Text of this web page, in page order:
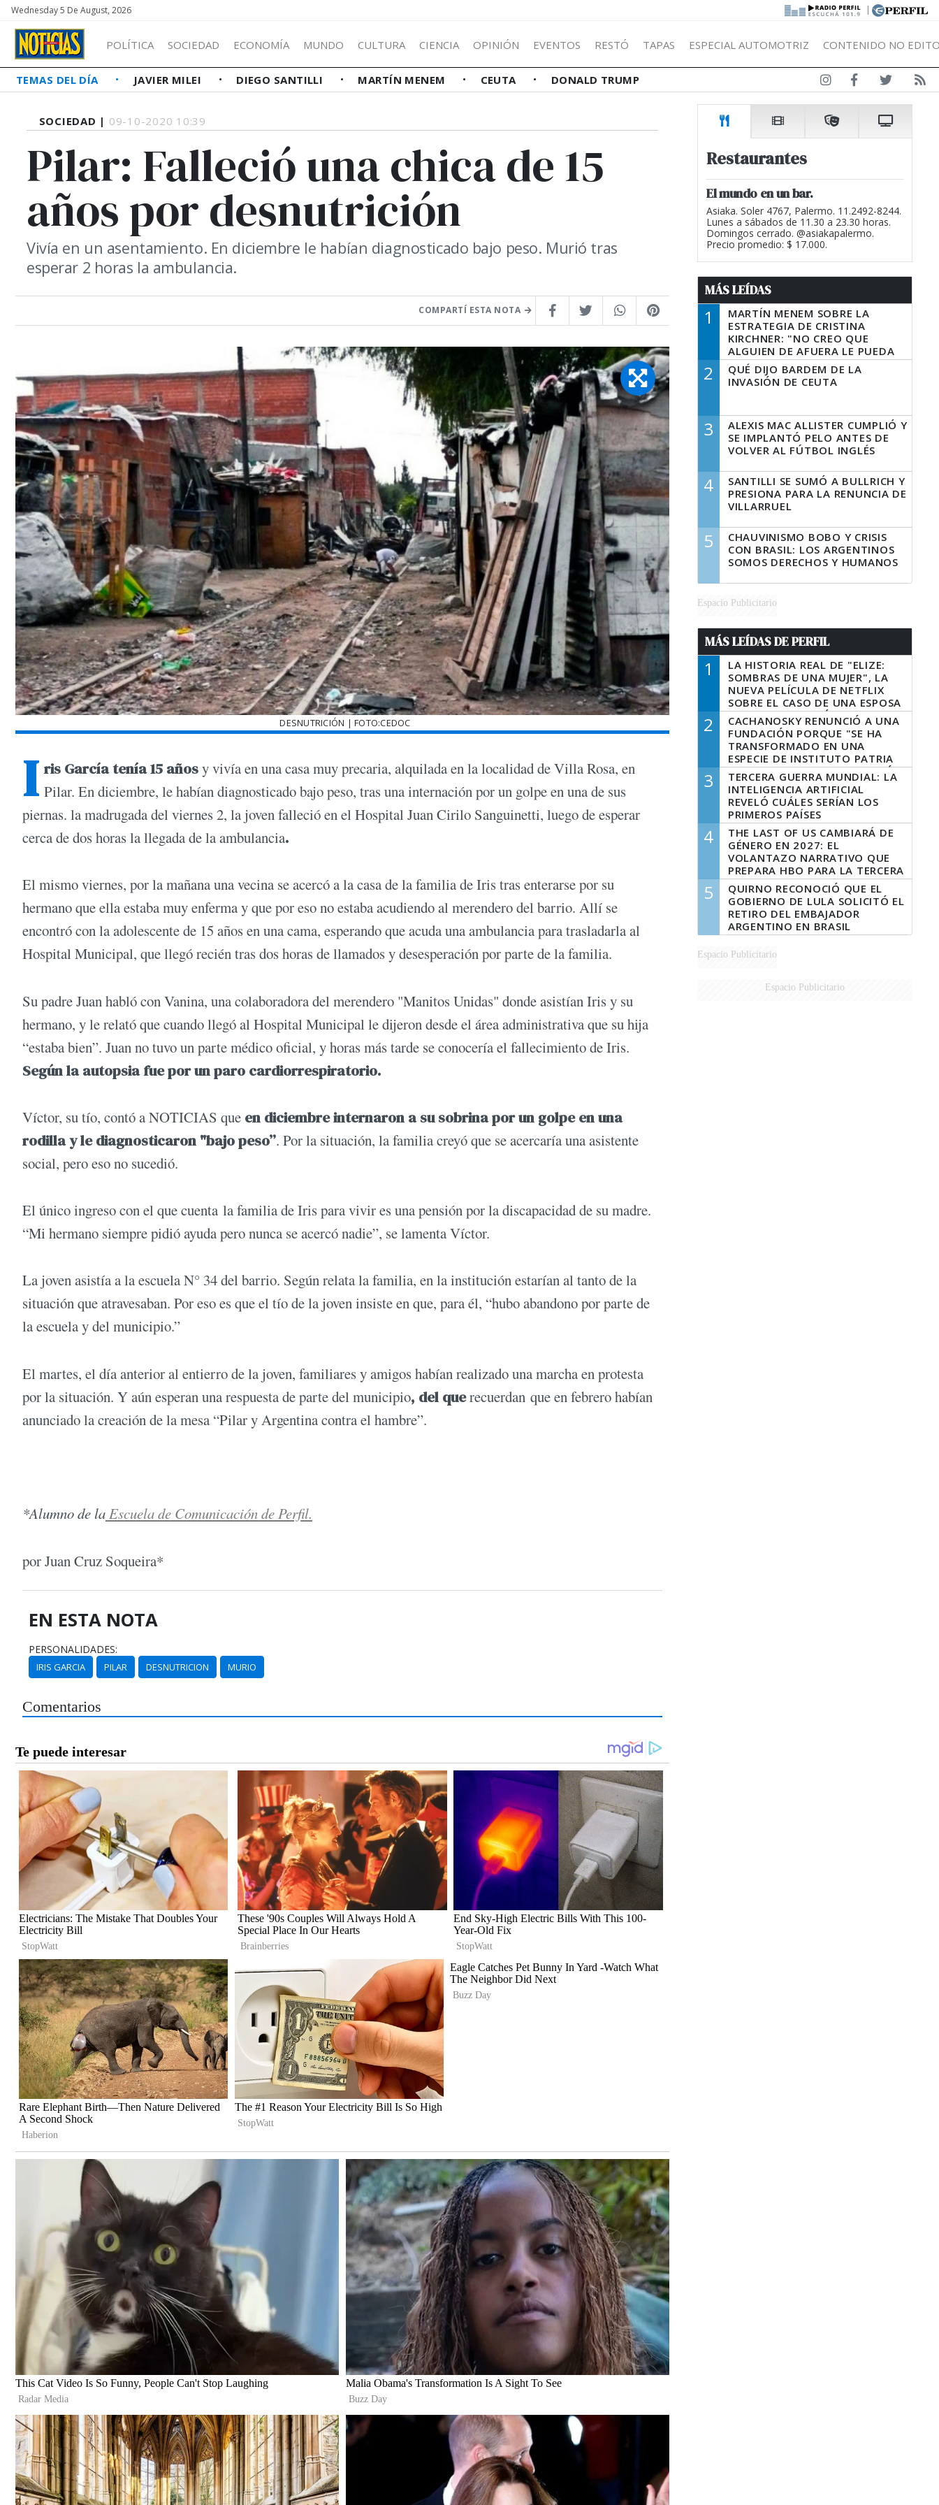
Wednesday 5 De August, 2026 |
POLÍTICA SOCIEDAD ECONOMÍA MUNDO CULTURA CIENCIA OPINIÓN EVENTOS RESTÓ TAPAS ESPECIAL AUTOMOTRIZ CONTENIDO NO
TEMAS DEL DÍA JAVIER MILEI DIEGO SANTILLI MARTÍN MENEM CEUTA DONALD TRUMP
SOCIEDAD | 09-10-2020 10:39
Pilar: Falleció una chica de 15
años por desnutrición
Vivía en un asentamiento. En diciembre le habían diagnosticado bajo peso. Murió tras
esperar 2 horas la ambulancia.
COMPARTÍ ESTA NOTA
DESNUTRICIÓN | FOTO:CEDOC
I ris García tenía 15 añosy vivía en una casa muy precaria, alquilada en la localidad de Villa Rosa, en
Pilar. En diciembre, le habían diagnosticado bajo peso, tras una internación por un golpe en una de sus
piernas. la madrugada del viernes 2, la joven falleció en el Hospital Juan Cirilo Sanguinetti, luego de esperar
cerca de dos horas la llegada de la ambulancia.
El mismo viernes, por la mañana una vecina se acercó a la casa de la familia de Iris tras enterarse por su
hermano que ella estaba muy enferma y que por eso no estaba acudiendo al merendero del barrio. Allí se
encontró con la adolescente de 15 años en una cama, esperando que acuda una ambulancia para trasladarla al
Hospital Municipal, que llegó recién tras dos horas de llamados y desesperación por parte de la familia.
Su padre Juan habló con Vanina, una colaboradora del merendero "Manitos Unidas" donde asistían Iris y su
hermano, y le relató que cuando llegó al Hospital Municipal le dijeron desde el área administrativa que su hija
“estaba bien”. Juan no tuvo un parte médico oficial, y horas más tarde se conocería el fallecimiento de Iris.
Según la autopsia fue por un paro cardiorrespiratorio.
Víctor, su tío, contó a NOTICIAS que en diciembre internaron a su sobrina por un golpe en una
rodilla y le diagnosticaron "bajo peso”. Por la situación, la familia creyó que se acercaría una asistente
social, pero eso no sucedió.
El único ingreso con el que cuenta la familia de Iris para vivir es una pensión por la discapacidad de su madre.
“Mi hermano siempre pidió ayuda pero nunca se acercó nadie”, se lamenta Víctor.
La joven asistía a la escuela N° 34 del barrio. Según relata la familia, en la institución estarían al tanto de la
situación que atravesaban. Por eso es que el tío de la joven insiste en que, para él, “hubo abandono por parte de
la escuela y del municipio.”
El martes, el día anterior al entierro de la joven, familiares y amigos habían realizado una marcha en protesta
por la situación. Y aún esperan una respuesta de parte del municipio, del querecuerdan que en febrero habían
anunciado la creación de la mesa “Pilar y Argentina contra el hambre”.
*Alumno de laEscuela de Comunicación de Perfil.
por Juan Cruz Soqueira*
EN ESTA NOTA
PERSONALIDADES:
IRIS GARCIA PILAR DESNUTRICION MURIO
Comentarios
Restaurantes
El mundo en un bar.
Asiaka. Soler 4767, Palermo. 11.2492-8244.
Lunes a sábados de 11.30 a 23.30 horas.
Domingos cerrado. @asiakapalermo.
Precio promedio: $ 17.000.
MÁS LEÍDAS
1
MARTÍN MENEM SOBRE LA
ESTRATEGIA DE CRISTINA
KIRCHNER: "NO CREO QUE
ALGUIEN DE AFUERA LE PUEDA
DECIR A LA JUSTICIA LO QUE
TIENE QUE HACER"
2
QUÉ DIJO BARDEM DE LA
INVASIÓN DE CEUTA
3
ALEXIS MAC ALLISTER CUMPLIÓ Y
SE IMPLANTÓ PELO ANTES DE
VOLVER AL FÚTBOL INGLÉS
4
SANTILLI SE SUMÓ A BULLRICH Y
PRESIONA PARA LA RENUNCIA DE
VILLARRUEL
5
CHAUVINISMO BOBO Y CRISIS
CON BRASIL: LOS ARGENTINOS
SOMOS DERECHOS Y HUMANOS
Espacio Publicitario
MÁS LEÍDAS DE PERFIL
1
LA HISTORIA REAL DE "ELIZE:
SOMBRAS DE UNA MUJER", LA
NUEVA PELÍCULA DE NETFLIX
SOBRE EL CASO DE UNA ESPOSA
QUE DESCUARTIZÓ A SU
MARIDO
2
CACHANOSKY RENUNCIÓ A UNA
FUNDACIÓN PORQUE "SE HA
TRANSFORMADO EN UNA
ESPECIE DE INSTITUTO PATRIA
INCONDICIONAL DE LA GESTIÓN
DE MILEI"
3
TERCERA GUERRA MUNDIAL: LA
INTELIGENCIA ARTIFICIAL
REVELÓ CUÁLES SERÍAN LOS
PRIMEROS PAÍSES
LATINOAMERICANOS EN SER
DERROTADOS
4
THE LAST OF US CAMBIARÁ DE
GÉNERO EN 2027: EL
VOLANTAZO NARRATIVO QUE
PREPARA HBO PARA LA TERCERA
TEMPORADA
5
QUIRNO RECONOCIÓ QUE EL
GOBIERNO DE LULA SOLICITÓ EL
RETIRO DEL EMBAJADOR
ARGENTINO EN BRASIL
Espacio Publicitario
Espacio Publicitario